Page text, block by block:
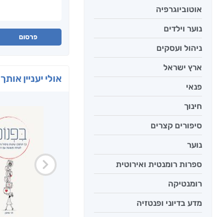
אוטוביוגרפיה
נוער וילדים
ניהול ועסקים
ארץ ישראל
פנאי
חינוך
סיפורים קצרים
נוער
ספרות רומנטית ואירוטית
רומנטיקה
מדע בדיוני ופנטזיה
פרסום
אולי יעניין